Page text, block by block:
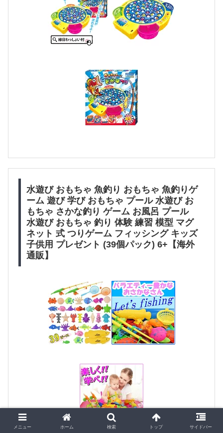
水遊び おもちゃ 魚釣り おもちゃ 魚釣りゲ
ーム 遊び 学び おもちゃ プール 水遊び お
もちゃ さかな釣り ゲーム お風呂 プール
水遊び おもちゃ 釣り 体験 練習 模型 マグ
ネット 式 つりゲーム フィッシング キッズ
子供用 プレゼント (39個パック) 6+【海外
通販】
メニュー ホーム 検索 トップ サイドバー